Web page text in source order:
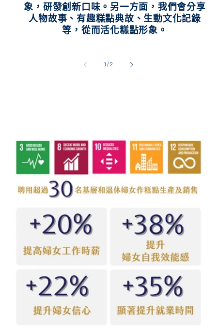
象，研發創新口味。另一方面，我們會分享
人物故事、有趣糕點典故、生動文化記錄
等，從而活化糕點形象。
1//2